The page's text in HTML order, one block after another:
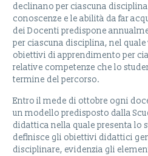
declinano per ciascuna
conoscenze e le abilità da far
dei Docenti predispone
per ciascuna disciplina, nel
obiettivi di apprendimento per
relative competenze che lo
termine del percorso.
Entro il mede di ottobre ogni
un modello predisposto dalla
didattica nella quale presenta lo
definisce gli obiettivi didattici
disciplinare, evidenzia gli